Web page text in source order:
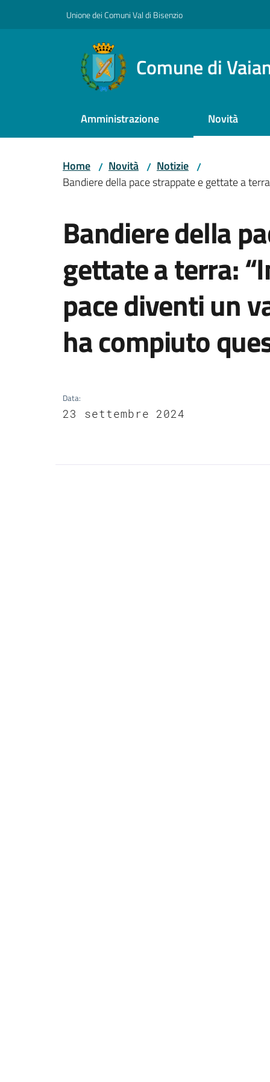
Unione dei Comuni Val di Bisenzio
Comune di
Amministrazione Novità
Home / Novità / Notizie /
Bandiere della pace strappate e gettate a
Bandiere della
gettate a terra:
pace diventi un
ha compiuto
Data:
23 settembre 2024